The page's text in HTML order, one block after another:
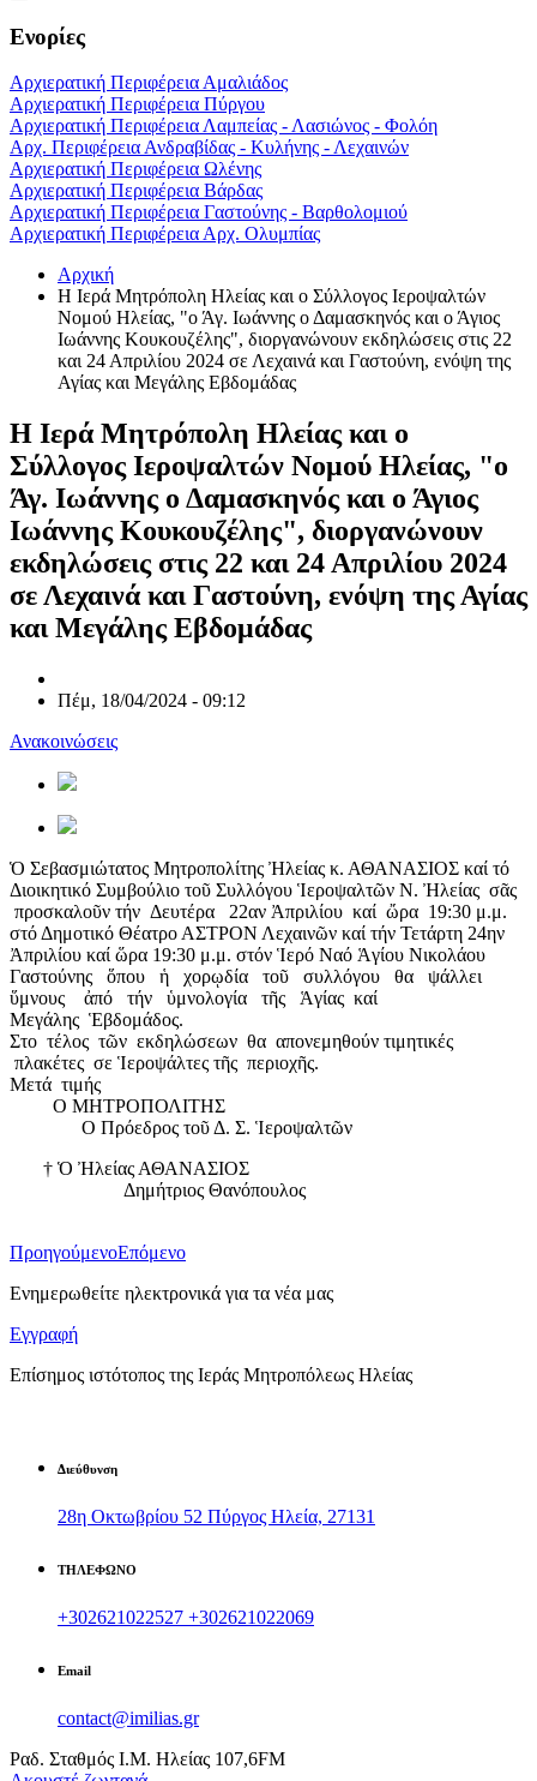
Ενορίες
Αρχιερατική Περιφέρεια Αμαλιάδος
Αρχιερατική Περιφέρεια Πύργου
Αρχιερατική Περιφέρεια Λαμπείας - Λασιώνος - Φολόη
Αρχ. Περιφέρεια Ανδραβίδας - Κυλήνης - Λεχαινών
Αρχιερατική Περιφέρεια Ωλένης
Αρχιερατική Περιφέρεια Βάρδας
Αρχιερατική Περιφέρεια Γαστούνης - Βαρθολομιού
Αρχιερατική Περιφέρεια Αρχ. Ολυμπίας
Αρχική
Η Ιερά Μητρόπολη Ηλείας και ο Σύλλογος Ιεροψαλτών
Νομού Ηλείας, "ο Άγ. Ιωάννης ο Δαμασκηνός και ο Άγιος
Ιωάννης Κουκουζέλης", διοργανώνουν εκδηλώσεις στις 22
και 24 Απριλίου 2024 σε Λεχαινά και Γαστούνη, ενόψη της
Αγίας και Μεγάλης Εβδομάδας
Η Ιερά Μητρόπολη Ηλείας και ο
Σύλλογος Ιεροψαλτών Νομού Ηλείας, "ο
Άγ. Ιωάννης ο Δαμασκηνός και ο Άγιος
Ιωάννης Κουκουζέλης", διοργανώνουν
εκδηλώσεις στις 22 και 24 Απριλίου 2024
σε Λεχαινά και Γαστούνη, ενόψη της Αγίας
και Μεγάλης Εβδομάδας
Πέμ, 18/04/2024 - 09:12
Ανακοινώσεις
Ὁ Σεβασμιώτατος Μητροπολίτης Ἠλείας κ. ΑΘΑΝΑΣΙΟΣ καί τό
Διοικητικό Συμβούλιο τοῦ Συλλόγου Ἱεροψαλτῶν Ν. Ἠλείας σᾶς
προσκαλοῦν τήν Δευτέρα 22αν Ἀπριλίου καί ὤρα 19:30 μ.μ.
στό Δημοτικό Θέατρο ΑΣΤΡΟΝ Λεχαινῶν καί τήν Τετάρτη 24ην
Ἀπριλίου καί ὥρα 19:30 μ.μ. στόν Ἱερό Ναό Ἁγίου Νικολάου
Γαστούνης ὅπου ἡ χορῳδία τοῦ συλλόγου θα ψάλλει
ὕμνους ἀπό τήν ὑμνολογία τῆς Ἁγίας καί
Μεγάλης Ἑβδομάδος.
Στο τέλος τῶν εκδηλώσεων θα απονεμηθούν τιμητικές
πλακέτες σε Ἱεροψάλτες τῆς περιοχῆς.
Μετά τιμής
Ο ΜΗΤΡΟΠΟΛΙΤΗΣ
Ο Πρόεδρος τοῦ Δ. Σ. Ἱεροψαλτῶν
† Ὁ Ἠλείας ΑΘΑΝΑΣΙΟΣ
Δημήτριος Θανόπουλος
ΠροηγούμενοΕπόμενο
Ενημερωθείτε ηλεκτρονικά για τα νέα μας
Εγγραφή
Επίσημος ιστότοπος της Ιεράς Μητροπόλεως Ηλείας
Διεύθυνση
28η Οκτωβρίου 52 Πύργος Ηλεία, 27131
ΤΗΛΕΦΩΝΟ
+302621022527 +302621022069
Email
contact@imilias.gr
Ραδ. Σταθμός Ι.Μ. Ηλείας 107,6FM